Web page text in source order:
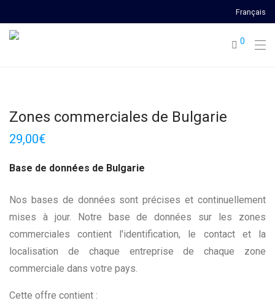
Français
0
Zones commerciales de Bulgarie
29,00€
Base de données de Bulgarie
Nos bases de données sont précises et continuellement
mises à jour. Notre base de données sur les zones
commerciales contient l'identification, le contact et la
localisation de chaque entreprise de chaque zone
commerciale dans votre pays.
Cette offre contient :